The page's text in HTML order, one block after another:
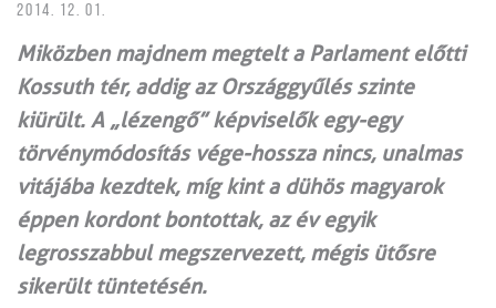
2014. 12. 01.
Miközben majdnem megtelt a Parlament előtti
Kossuth tér, addig az Országgyűlés szinte
kiürült. A „lézengő” képviselők egy-egy
törvénymódosítás vége-hossza nincs, unalmas
vitájába kezdtek, míg kint a dühös magyarok
éppen kordont bontottak, az év egyik
legrosszabbul megszervezett, mégis ütősre
sikerült tüntetésén.